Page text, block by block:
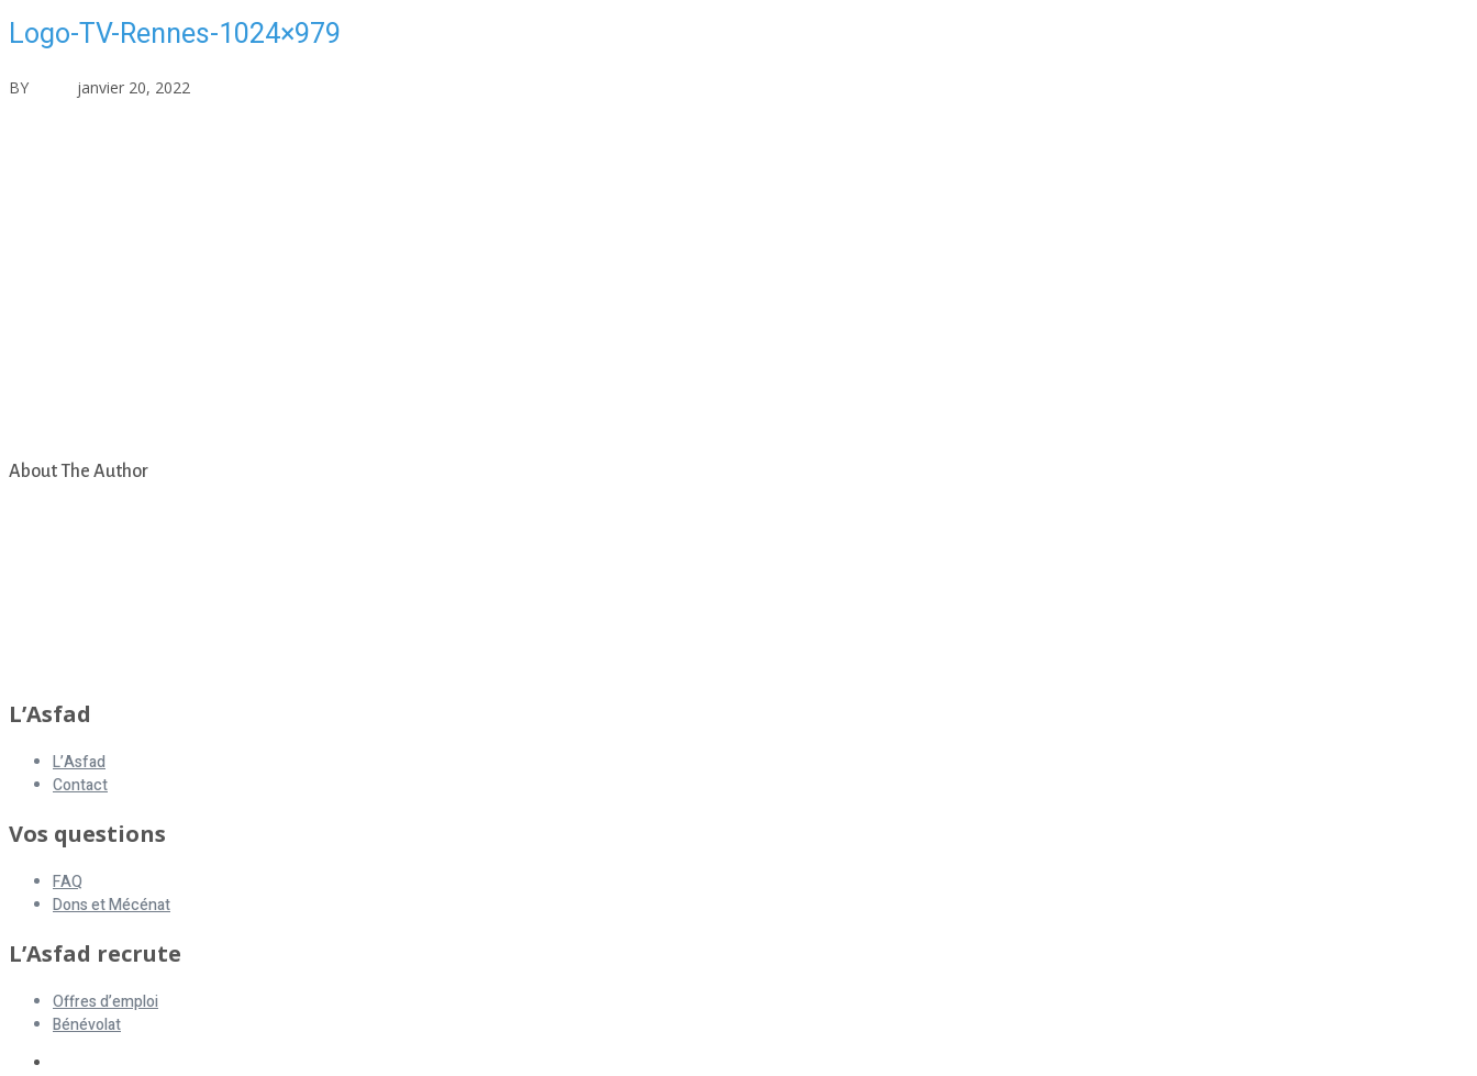
Logo-TV-Rennes-1024×979
BY janvier 20, 2022
About The Author
L’Asfad
L’Asfad
Contact
Vos questions
FAQ
Dons et Mécénat
L’Asfad recrute
Offres d’emploi
Bénévolat